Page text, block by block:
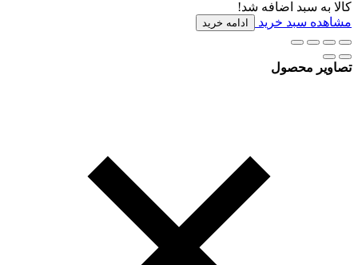
کالا به سبد اضافه شد!
مشاهده سبد خرید
ادامه خرید
تصاویر محصول